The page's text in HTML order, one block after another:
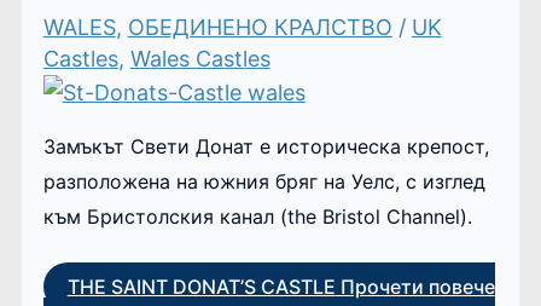
WALES, ОБЕДИНЕНО КРАЛСТВО / UK
Castles, Wales Castles
Замъкът Свети Донат е историческа крепост,
разположена на южния бряг на Уелс, с изглед
към Бристолския канал (the Bristol Channel).
THE SAINT DONAT’S CASTLE Прочети повече